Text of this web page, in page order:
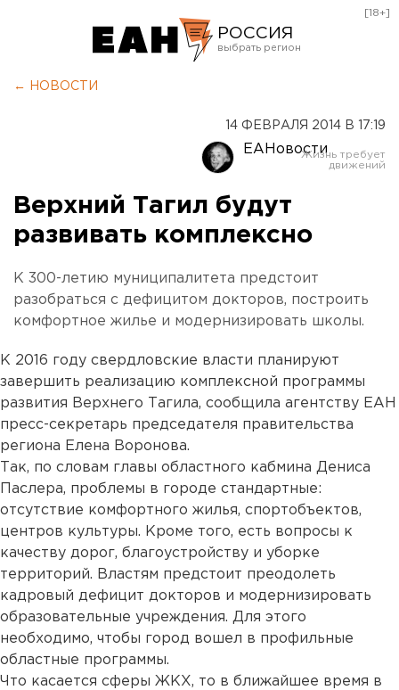
РОССИЯ
Оренбург
[18+]
← НОВОСТИ
14 ФЕВРАЛЯ 2014 В 17:19
ЕАНовости
Верхний Тагил будут
развивать комплексно
К 300-летию муниципалитета предстоит
разобраться с дефицитом докторов, построить
комфортное жилье и модернизировать школы.
К 2016 году свердловские власти планируют
завершить реализацию комплексной программы
развития Верхнего Тагила, сообщила агентству ЕАН
пресс-секретарь председателя правительства
региона Елена Воронова.
Так, по словам главы областного кабмина Дениса
Паслера, проблемы в городе стандартные:
отсутствие комфортного жилья, спортобъектов,
центров культуры. Кроме того, есть вопросы к
качеству дорог, благоустройству и уборке
территорий. Властям предстоит преодолеть
кадровый дефицит докторов и модернизировать
образовательные учреждения. Для этого
необходимо, чтобы город вошел в профильные
областные программы.
Что касается сферы ЖКХ, то в ближайшее время в